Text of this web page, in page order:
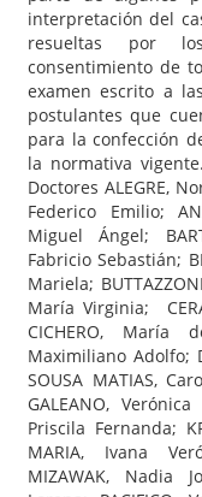
interpretación del
resueltas por
consentimiento de
examen escrito a
postulantes que
para la confección
la normativa
Doctores ALEGRE,
Federico Emilio;
Miguel Ángel;
Fabricio Sebastián;
Mariela;
María Virginia;
CICHERO, María
Maximiliano Adolfo;
SOUSA MATIAS,
GALEANO,
Priscila Fernanda;
MARIA, Ivana
MIZAWAK, Nadia